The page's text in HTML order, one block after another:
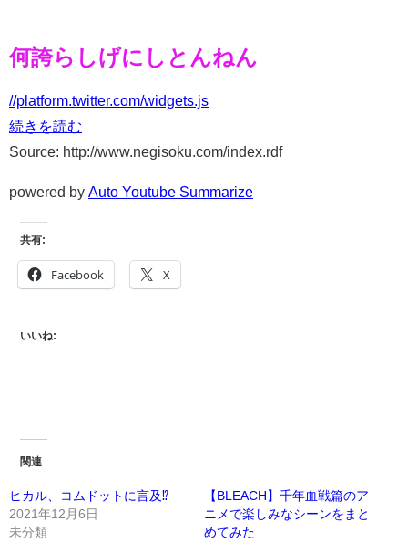
何誇らしげにしとんねん
//platform.twitter.com/widgets.js
続きを読む
Source: http://www.negisoku.com/index.rdf
powered by Auto Youtube Summarize
共有:
Facebook X
いいね:
関連
ヒカル、コムドットに言及⁉️
2021年12月6日
未分類
【BLEACH】千年血戦篇のア
ニメで楽しみなシーンをまと
めてみた